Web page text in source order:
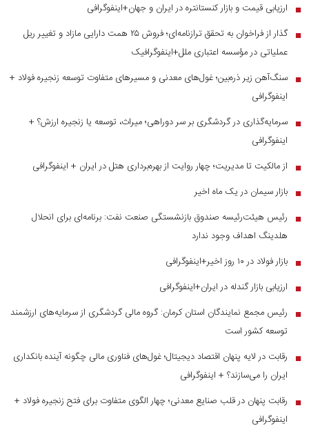
■ ارزیابی قیمت و بازار کنستانتره در ایران و جهان+اینفوگرافی
■
گذار از فراخوان به تحقق ترازنامه‌ای؛ فروش ۲۵ همت دارایی مازاد و تغییر ریل
عملیاتی در مؤسسه اعتباری ملل+اینفوگرافیک
■ سنگ‌آهن زیر ذره‌بین؛ غول‌های معدنی و مسیر‌های متفاوت توسعه زنجیره فولاد +
اینفوگرافی
■ سرمایه‌گذاری در گردشگری بر سر دوراهی؛ میراث، توسعه یا زنجیره ارزش؟ +
اینفوگرافی
■ از مالکیت تا مدیریت؛ چهار روایت از بهره‌برداری هتل در ایران + اینفوگرافی
■ بازار سیمان در یک ماه اخیر
■
رئیس هیئت‌رئیسه صندوق بازنشستگی صنعت نفت: برنامه‌ای برای انحلال
هلدینگ اهداف وجود ندارد
■ بازار فولاد در ۱۰ روز اخیر+اینفوگرافی
■ ارزیابی بازار گندله در ایران+اینفوگرافی
■
رئیس مجمع نمایندگان استان کرمان: گروه مالی گردشگری از سرمایه‌های ارزشمند
توسعه کشور است
■
رقابت در لایه پنهان اقتصاد دیجیتال؛ غول‌های فناوری مالی چگونه آینده بانکداری
ایران را می‌سازند؟ + اینفوگرافی
■
رقابت پنهان در قلب صنایع معدنی؛ چهار الگوی متفاوت برای فتح زنجیره فولاد +
اینفوگرافی